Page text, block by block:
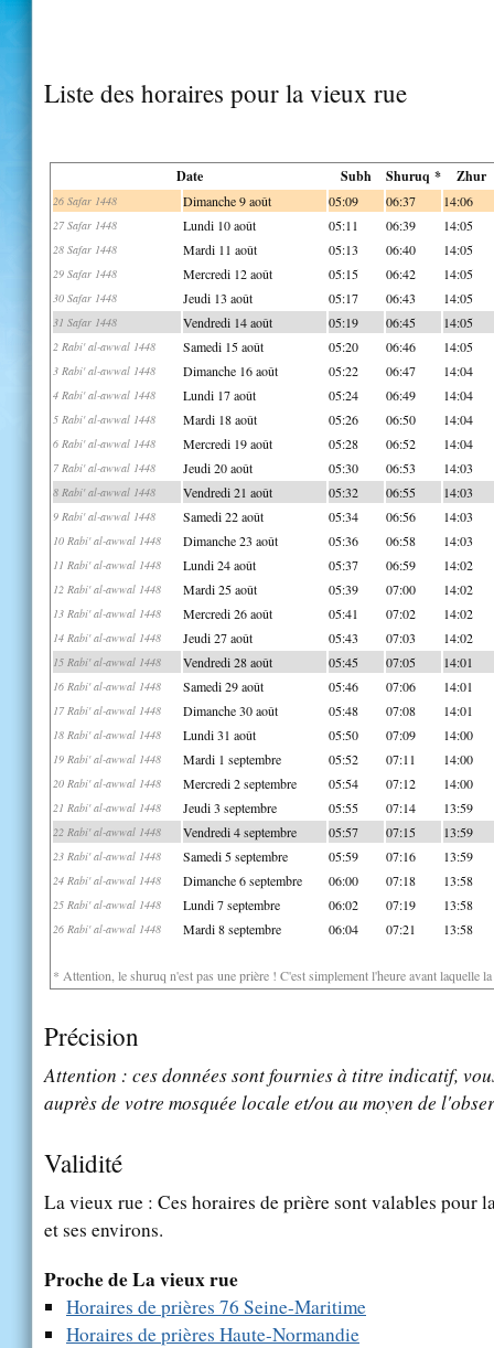
Liste des horaires pour la vieux rue
Date Subh Shuruq * Zhur
26 Safar 1448 Dimanche 9 août 05:09 06:37 14:06
27 Safar 1448 Lundi 10 août 05:11 06:39 14:05
28 Safar 1448 Mardi 11 août 05:13 06:40 14:05
29 Safar 1448 Mercredi 12 août 05:15 06:42 14:05
30 Safar 1448 Jeudi 13 août 05:17 06:43 14:05
31 Safar 1448 Vendredi 14 août 05:19 06:45 14:05
2 Rabi' al-awwal 1448 Samedi 15 août 05:20 06:46 14:05
3 Rabi' al-awwal 1448 Dimanche 16 août 05:22 06:47 14:04
4 Rabi' al-awwal 1448 Lundi 17 août 05:24 06:49 14:04
5 Rabi' al-awwal 1448 Mardi 18 août 05:26 06:50 14:04
6 Rabi' al-awwal 1448 Mercredi 19 août 05:28 06:52 14:04
7 Rabi' al-awwal 1448 Jeudi 20 août 05:30 06:53 14:03
8 Rabi' al-awwal 1448 Vendredi 21 août 05:32 06:55 14:03
9 Rabi' al-awwal 1448 Samedi 22 août 05:34 06:56 14:03
10 Rabi' al-awwal 1448 Dimanche 23 août 05:36 06:58 14:03
11 Rabi' al-awwal 1448 Lundi 24 août 05:37 06:59 14:02
12 Rabi' al-awwal 1448 Mardi 25 août 05:39 07:00 14:02
13 Rabi' al-awwal 1448 Mercredi 26 août 05:41 07:02 14:02
14 Rabi' al-awwal 1448 Jeudi 27 août 05:43 07:03 14:02
15 Rabi' al-awwal 1448 Vendredi 28 août 05:45 07:05 14:01
16 Rabi' al-awwal 1448 Samedi 29 août 05:46 07:06 14:01
17 Rabi' al-awwal 1448 Dimanche 30 août 05:48 07:08 14:01
18 Rabi' al-awwal 1448 Lundi 31 août 05:50 07:09 14:00
19 Rabi' al-awwal 1448 Mardi 1 septembre 05:52 07:11 14:00
20 Rabi' al-awwal 1448 Mercredi 2 septembre 05:54 07:12 14:00
21 Rabi' al-awwal 1448 Jeudi 3 septembre 05:55 07:14 13:59
22 Rabi' al-awwal 1448 Vendredi 4 septembre 05:57 07:15 13:59
23 Rabi' al-awwal 1448 Samedi 5 septembre 05:59 07:16 13:59
24 Rabi' al-awwal 1448 Dimanche 6 septembre 06:00 07:18 13:58
25 Rabi' al-awwal 1448 Lundi 7 septembre 06:02 07:19 13:58
26 Rabi' al-awwal 1448 Mardi 8 septembre 06:04 07:21 13:58
* Attention, le shuruq n'est pas une prière ! C'est simplement l'heure avant laquelle
Précision
Attention : ces données sont fournies à titre indicatif,
auprès de votre mosquée locale et/ou au moyen de
Validité
La vieux rue : Ces horaires de prière sont valables pour
et ses environs.
Proche de La vieux rue
Horaires de prières 76 Seine-Maritime
Horaires de prières Haute-Normandie